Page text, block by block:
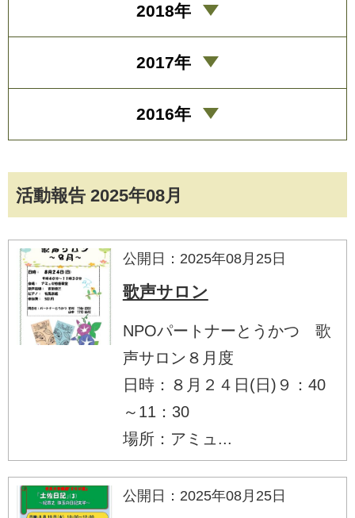
活動報告 2025年08月
公開日：2025年08月25日
歌声サロン
NPOパートナーとうかつ 歌
声サロン８月度
日時：８月２４日(日)９：40
～11：30
場所：アミュ...
公開日：2025年08月25日
2018年
2017年
2016年